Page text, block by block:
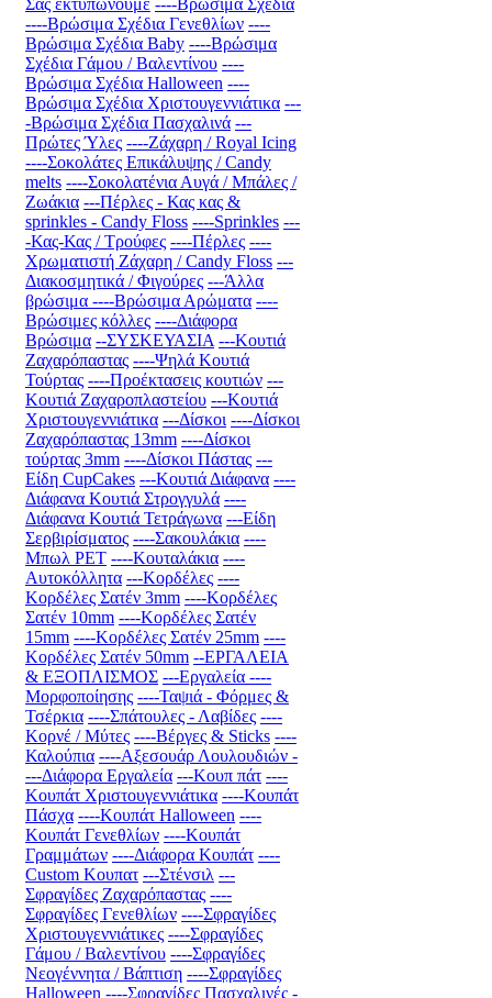
Σας εκτυπώνουμε ----Βρώσιμα Σχέδια
----Βρώσιμα Σχέδια Γενεθλίων ----
Βρώσιμα Σχέδια Baby ----Βρώσιμα
Σχέδια Γάμου / Βαλεντίνου ----
Βρώσιμα Σχέδια Halloween ----
Βρώσιμα Σχέδια Χριστουγεννιάτικα ---
-Βρώσιμα Σχέδια Πασχαλινά ---
Πρώτες Ύλες ----Ζάχαρη / Royal Icing
----Σοκολάτες Επικάλυψης / Candy
melts ----Σοκολατένια Αυγά / Μπάλες /
Ζωάκια ---Πέρλες - Κας κας &
sprinkles - Candy Floss ----Sprinkles ---
-Κας-Κας / Τρούφες ----Πέρλες ----
Χρωματιστή Ζάχαρη / Candy Floss ---
Διακοσμητικά / Φιγούρες ---Άλλα
βρώσιμα ----Βρώσιμα Αρώματα ----
Βρώσιμες κόλλες ----Διάφορα
Βρώσιμα --ΣΥΣΚΕΥΑΣΙΑ ---Κουτιά
Ζαχαρόπαστας ----Ψηλά Κουτιά
Τούρτας ----Προέκτασεις κουτιών ---
Κουτιά Ζαχαροπλαστείου ---Κουτιά
Χριστουγεννιάτικα ---Δίσκοι ----Δίσκοι
Ζαχαρόπαστας 13mm ----Δίσκοι
τούρτας 3mm ----Δίσκοι Πάστας ---
Είδη CupCakes ---Κουτιά Διάφανα ----
Διάφανα Κουτιά Στρογγυλά ----
Διάφανα Κουτιά Τετράγωνα ---Είδη
Σερβιρίσματος ----Σακουλάκια ----
Μπωλ PET ----Κουταλάκια ----
Αυτοκόλλητα ---Κορδέλες ----
Κορδέλες Σατέν 3mm ----Κορδέλες
Σατέν 10mm ----Κορδέλες Σατέν
15mm ----Κορδέλες Σατέν 25mm ----
Κορδέλες Σατέν 50mm --ΕΡΓΑΛΕΙΑ
& ΕΞΟΠΛΙΣΜΟΣ ---Εργαλεία ----
Μορφοποίησης ----Ταψιά - Φόρμες &
Τσέρκια ----Σπάτουλες - Λαβίδες ----
Κορνέ / Μύτες ----Βέργες & Sticks ----
Καλούπια ----Αξεσουάρ Λουλουδιών -
---Διάφορα Εργαλεία ---Κουπ πάτ ----
Κουπάτ Χριστουγεννιάτικα ----Κουπάτ
Πάσχα ----Κουπάτ Halloween ----
Κουπάτ Γενεθλίων ----Κουπάτ
Γραμμάτων ----Διάφορα Κουπάτ ----
Custom Κουπατ ---Στένσιλ ---
Σφραγίδες Ζαχαρόπαστας ----
Σφραγίδες Γενεθλίων ----Σφραγίδες
Χριστουγεννιάτικες ----Σφραγίδες
Γάμου / Βαλεντίνου ----Σφραγίδες
Νεογέννητα / Βάπτιση ----Σφραγίδες
Halloween ----Σφραγίδες Πασχαλινές -